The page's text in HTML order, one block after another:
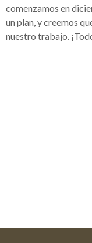
comenzamos en
un plan, y creemos
nuestro trabajo.